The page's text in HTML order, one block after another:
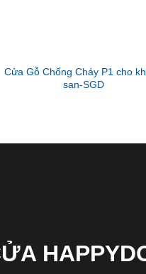
Cửa Gỗ Chống Cháy P1 cho
san-SGD